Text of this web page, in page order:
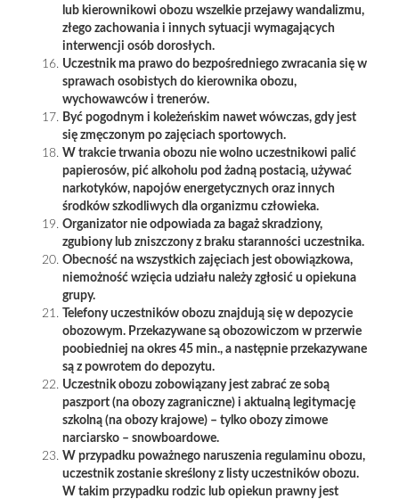
lub kierownikowi obozu wszelkie przejawy wandalizmu,
złego zachowania i innych sytuacji wymagających
interwencji osób dorosłych.
Uczestnik ma prawo do bezpośredniego zwracania się w
sprawach osobistych do kierownika obozu,
wychowawców i trenerów.
Być pogodnym i koleżeńskim nawet wówczas, gdy jest
się zmęczonym po zajęciach sportowych.
W trakcie trwania obozu nie wolno uczestnikowi palić
papierosów, pić alkoholu pod żadną postacią, używać
narkotyków, napojów energetycznych oraz innych
środków szkodliwych dla organizmu człowieka.
Organizator nie odpowiada za bagaż skradziony,
zgubiony lub zniszczony z braku staranności uczestnika.
Obecność na wszystkich zajęciach jest obowiązkowa,
niemożność wzięcia udziału należy zgłosić u opiekuna
grupy.
Telefony uczestników obozu znajdują się w depozycie
obozowym. Przekazywane są obozowiczom w przerwie
poobiedniej na okres 45 min., a następnie przekazywane
są z powrotem do depozytu.
Uczestnik obozu zobowiązany jest zabrać ze sobą
paszport (na obozy zagraniczne) i aktualną legitymację
szkolną (na obozy krajowe) – tylko obozy zimowe
narciarsko – snowboardowe.
W przypadku poważnego naruszenia regulaminu obozu,
uczestnik zostanie skreślony z listy uczestników obozu.
W takim przypadku rodzic lub opiekun prawny jest